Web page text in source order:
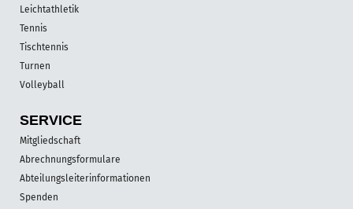
Leichtathletik
Tennis
Tischtennis
Turnen
Volleyball
SERVICE
Mitgliedschaft
Abrechnungsformulare
Abteilungsleiterinformationen
Spenden